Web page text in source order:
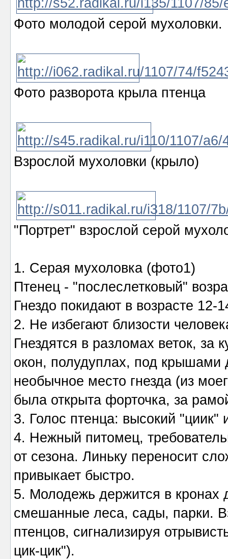
Фото молодой серой мухоловки.
Фото разворота крыла птенца
Взрослой мухоловки (крыло)
"Портрет" взрослой серой
1. Серая мухоловка (фото1)
Птенец - "послеслетковый"
Гнездо покидают в возрасте
2. Не избегают близости
Гнездятся в разломах веток, за
окон, полудуплах, под
необычное место гнезда (из
была открыта форточка, за
3. Голос птенца: высокий "циик"
4. Нежный питомец,
от сезона. Линьку переносит
привыкает быстро.
5. Молодежь держится в кронах
смешанные леса, сады, парки.
птенцов, сигнализируя
цик-цик").